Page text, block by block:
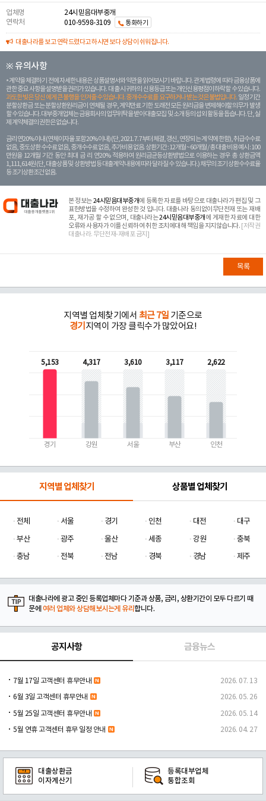
업체명
24시믿음대부중개
연락처
010-9598-3109 통화하기
대출나라를 보고 연락드렸다고 하시면 보다 상담이 쉬워집니다.
※ 유의사항
계약을 체결하기 전에 자세한 내용은 상품설명서와 약관을 읽어보시기 바랍니다. 관계 법령에 따라 금융상품에
관한 중요 사항을 설명받을 권리가 있습니다. 대 출 시 귀하의 신용등급 또는 개인신용평점이 하락할 수 있습니다.
과도한 빚은 당신 에게 큰 불행을 안겨줄 수 있습니다. 중개수수료를 요구하거나 받는 것은 불법입니다. 일정 기간
분할상환금 또는 분할상환원리금이 연체될 경우, 계약만료 기한 도래전 모든 원리금을 변제해야할 의무가 발생
할 수 있습니다. 대부중개업체는 금융회사의 업무위탁을 받아 대출모집 및 소개 등의 섭외 활동을 돕습니다. 단, 실
제 계약체결의 권한은 없습니다.
금리 연20% 이내 (연체이자율 포함 20% 이내) (단, 2021. 7. 7부터 체결, 갱신, 연장되는 계 약에 한함), 취급수수료
없음, 중도상환 수수료 없음, 중개수수료 없음, 추가비용 없음. 상환기간 : 12개월 ~ 60개월 / 총 대출 비용 예시 : 100
만원을 12개월 기간 동안 최대 금 리 연20% 적용하여 원리금균등상환방법으로 이용하는 경우 총 상환금액
1,111,614원 (단, 대출상품 및 상환방법 등 대출계약 내용에 따라 달라질 수 있습니다.) 채무의 조기 상환수수료율
등 조기상환조건 없음.
본 정보는24시믿음대부중개에 등록한 자료를 바탕으로 대출나라가 편집 및 그
표현방법을 수정하여 완성한 것 입니다. 대출나라 동의없이무단전재 또는 재배
포, 재가공 할 수 없으며, 대출나라는24시믿음대부중개 에 게재한 자료에 대한
오류와 사용자가 이를 신뢰하여 취한 조치에대해 책임을 지지않습니다. [저작권
대출나라. 무단전재-재배포 금지]
목록
지역별 업체찾기에서 최근 7일 기준으로
경기 지역이 가장 클릭수가 많았어요!
5,153
경기
4,317
강원
3,610
서울
3,117
부산
2,622
인천
지역별 업체찾기 상품별 업체찾기
전체 서울 경기 인천 대전
대구
부산
광주 울산 세종 강원
충북
충남
전북 전남 경북 경남 제주
대출나라에 광고 중인 등록업체마다 기준과 상품, 금리, 상환기간이 모두 다르기 때
문에 여러 업체와 상담해보시는게 유리합니다.
공지사항 금융뉴스
7월 17일 고객센터 휴무안내 2026. 07. 13
6월 3일 고객센터 휴무안내 2026. 05. 26
5월 25일 고객센터 휴무안내 2026. 05. 14
5월 연휴 고객센터 휴무 일정 안내 2026. 04. 27
대출상환금
이자계산기
등록대부업체
통합조회